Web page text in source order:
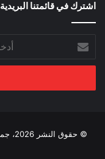
اشترك في قائمتنا البريدية
بريدك
الإلكتروني
© حقوق النشر 2026، جميع الحقوق محفوظة |